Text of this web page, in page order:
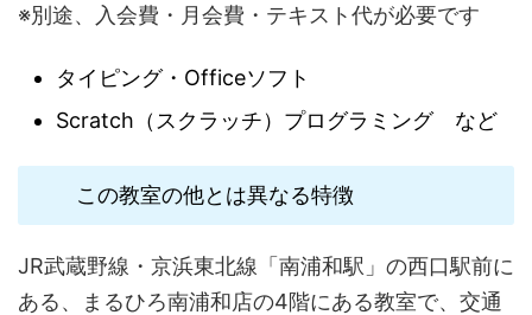
※別途、入会費・月会費・テキスト代が必要です
タイピング・Officeソフト
Scratch（スクラッチ）プログラミング など
この教室の他とは異なる特徴
JR武蔵野線・京浜東北線「南浦和駅」の西口駅前に
ある、まるひろ南浦和店の4階にある教室で、交通